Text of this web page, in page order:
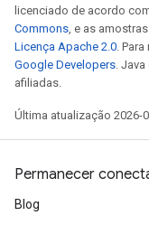
licenciado de acordo
Commons, e as
Licença Apache 2.0.
Google Developers.
afiliadas.
Última atualização 2026-
Permanecer
Blog